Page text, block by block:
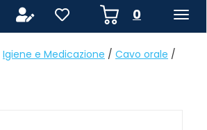
0prodotti
inseriti
Igiene e Medicazione / Cavo orale /